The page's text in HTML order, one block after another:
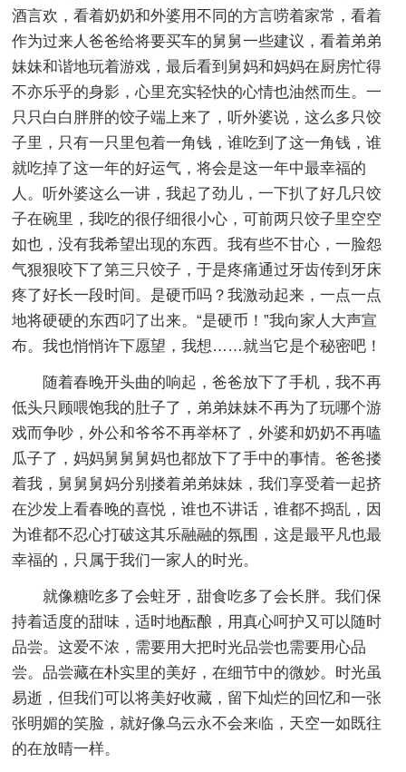
酒言欢，看着奶奶和外婆用不同的方言唠着家常，看着
作为过来人爸爸给将要买车的舅舅一些建议，看着弟弟
妹妹和谐地玩着游戏，最后看到舅妈和妈妈在厨房忙得
不亦乐乎的身影，心里充实轻快的心情也油然而生。一
只只白白胖胖的饺子端上来了，听外婆说，这么多只饺
子里，只有一只里包着一角钱，谁吃到了这一角钱，谁
就吃掉了这一年的好运气，将会是这一年中最幸福的
人。听外婆这么一讲，我起了劲儿，一下扒了好几只饺
子在碗里，我吃的很仔细很小心，可前两只饺子里空空
如也，没有我希望出现的东西。我有些不甘心，一脸怨
气狠狠咬下了第三只饺子，于是疼痛通过牙齿传到牙床
疼了好长一段时间。是硬币吗？我激动起来，一点一点
地将硬硬的东西叼了出来。“是硬币！”我向家人大声宣
布。我也悄悄许下愿望，我想……就当它是个秘密吧！
随着春晚开头曲的响起，爸爸放下了手机，我不再
低头只顾喂饱我的肚子了，弟弟妹妹不再为了玩哪个游
戏而争吵，外公和爷爷不再举杯了，外婆和奶奶不再嗑
瓜子了，妈妈舅舅舅妈也都放下了手中的事情。爸爸搂
着我，舅舅舅妈分别搂着弟弟妹妹，我们享受着一起挤
在沙发上看春晚的喜悦，谁也不讲话，谁都不捣乱，因
为谁都不忍心打破这其乐融融的氛围，这是最平凡也最
幸福的，只属于我们一家人的时光。
就像糖吃多了会蛀牙，甜食吃多了会长胖。我们保
持着适度的甜味，适时地酝酿，用真心呵护又可以随时
品尝。这爱不浓，需要用大把时光品尝也需要用心品
尝。品尝藏在朴实里的美好，在细节中的微妙。时光虽
易逝，但我们可以将美好收藏，留下灿烂的回忆和一张
张明媚的笑脸，就好像乌云永不会来临，天空一如既往
的在放晴一样。